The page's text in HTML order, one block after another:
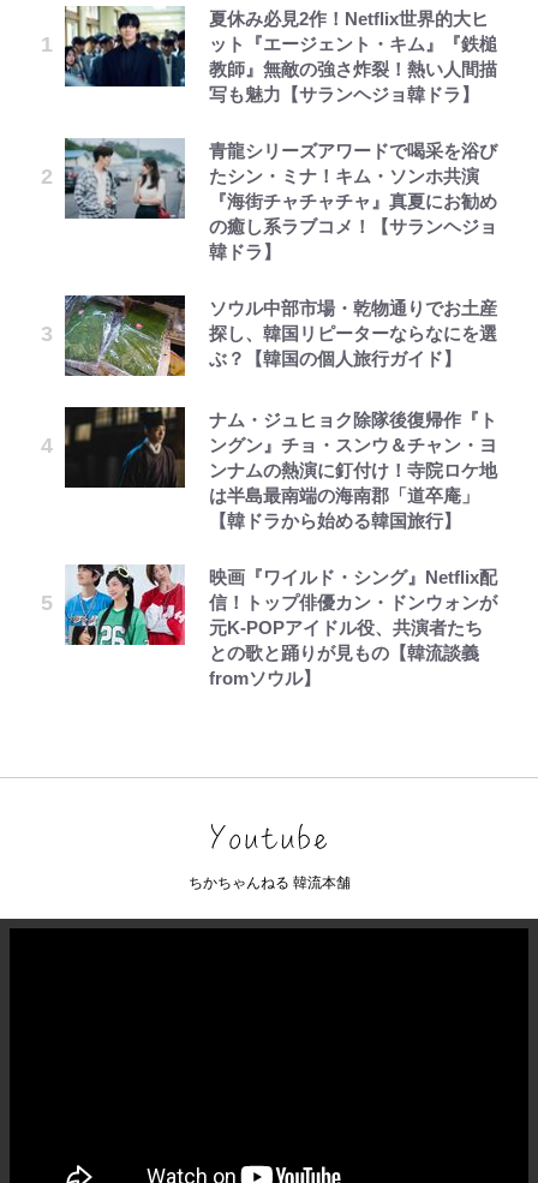
夏休み必見2作！Netflix世界的大ヒ
ット『エージェント・キム』『鉄槌
教師』無敵の強さ炸裂！熱い人間描
写も魅力【サランヘジョ韓ドラ】
青龍シリーズアワードで喝采を浴び
たシン・ミナ！キム・ソンホ共演
『海街チャチャチャ』真夏にお勧め
の癒し系ラブコメ！【サランヘジョ
韓ドラ】
ソウル中部市場・乾物通りでお土産
探し、韓国リピーターならなにを選
ぶ？【韓国の個人旅行ガイド】
ナム・ジュヒョク除隊後復帰作『ト
ングン』チョ・スンウ＆チャン・ヨ
ンナムの熱演に釘付け！寺院ロケ地
は半島最南端の海南郡「道卒庵」
【韓ドラから始める韓国旅行】
映画『ワイルド・シング』Netflix配
信！トップ俳優カン・ドンウォンが
元K-POPアイドル役、共演者たち
との歌と踊りが見もの【韓流談義
fromソウル】
ちかちゃんねる 韓流本舗